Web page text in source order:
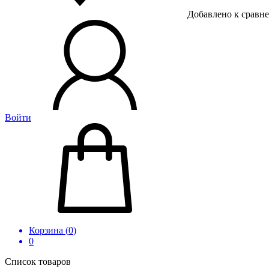
Добавлено к
Войти
Корзина (0)
0
Список товаров